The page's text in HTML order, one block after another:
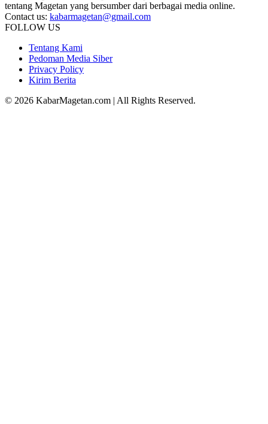
tentang Magetan yang bersumber dari berbagai media online.
Contact us: kabarmagetan@gmail.com
FOLLOW US
Tentang Kami
Pedoman Media Siber
Privacy Policy
Kirim Berita
© 2026 KabarMagetan.com | All Rights Reserved.